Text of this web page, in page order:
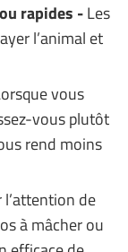
rapides -Les
l’animal et
vous
vous plutôt
rend moins
de
à mâcher ou